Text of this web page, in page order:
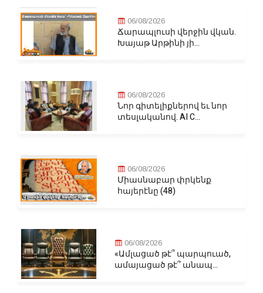
06/08/2026
Ճարապլուսի վերջին վկան.
Խայաթ Արթինի յի...
06/08/2026
Նոր գիտելիքներով եւ նոր
տեսլականով. AI C...
06/08/2026
Միասնաբար փրկենք
հայերէնը (48)
06/08/2026
«Ամլացած թէ՞ պարպուած,
ամայացած թէ՞ անապ...